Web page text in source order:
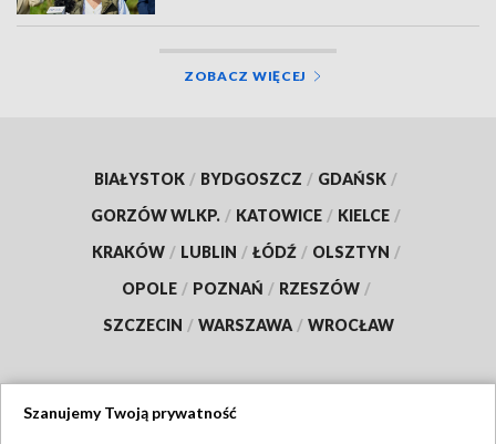
ZOBACZ WIĘCEJ
BIAŁYSTOK / BYDGOSZCZ / GDAŃSK /
GORZÓW WLKP. / KATOWICE / KIELCE /
KRAKÓW / LUBLIN / ŁÓDŹ / OLSZTYN /
OPOLE / POZNAŃ / RZESZÓW /
SZCZECIN / WARSZAWA / WROCŁAW
Szanujemy Twoją prywatność